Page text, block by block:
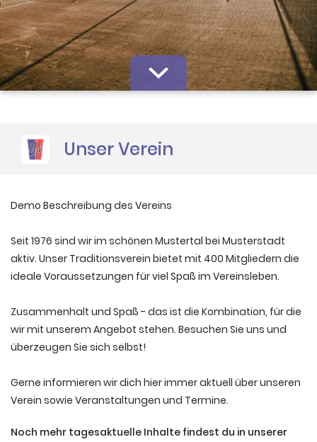
Training
Vorstand
Dokumente
Unser Verein
Demo Beschreibung des Vereins
Seit 1976 sind wir im schönen Mustertal bei Musterstadt
aktiv. Unser Traditionsverein bietet mit 400 Mitgliedern die
ideale Voraussetzungen für viel Spaß im Vereinsleben.
Zusammenhalt und Spaß - das ist die Kombination, für die
wir mit unserem Angebot stehen. Besuchen Sie uns und
überzeugen Sie sich selbst!
Gerne informieren wir dich hier immer aktuell über unseren
Verein sowie Veranstaltungen und Termine.
Noch mehr tagesaktuelle Inhalte findest du in unserer